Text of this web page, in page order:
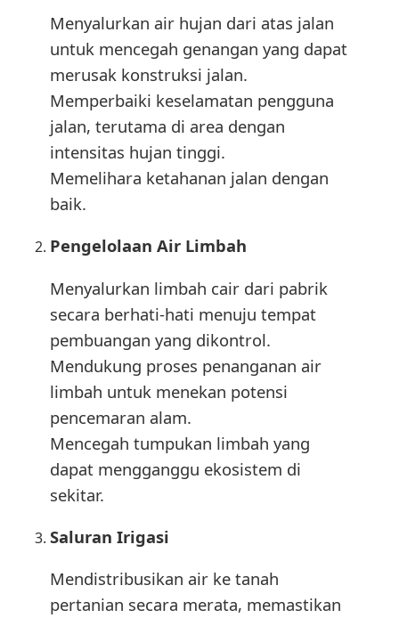
Menyalurkan air hujan dari atas jalan
untuk mencegah genangan yang dapat
merusak konstruksi jalan.
Memperbaiki keselamatan pengguna
jalan, terutama di area dengan
intensitas hujan tinggi.
Memelihara ketahanan jalan dengan
baik.
Pengelolaan Air Limbah
Menyalurkan limbah cair dari pabrik
secara berhati-hati menuju tempat
pembuangan yang dikontrol.
Mendukung proses penanganan air
limbah untuk menekan potensi
pencemaran alam.
Mencegah tumpukan limbah yang
dapat mengganggu ekosistem di
sekitar.
Saluran Irigasi
Mendistribusikan air ke tanah
pertanian secara merata, memastikan